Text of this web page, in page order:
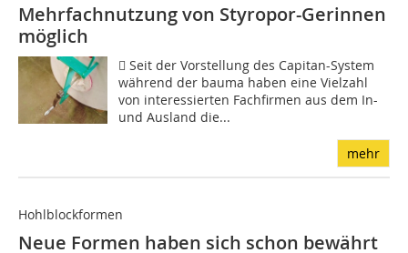
Mehrfachnutzung von Styropor-Gerinnen
möglich
 Seit der Vorstellung des Capitan-System
während der bauma haben eine Vielzahl
von interessierten Fachfirmen aus dem In-
und Ausland die...
mehr
Hohlblockformen
Neue Formen haben sich schon bewährt